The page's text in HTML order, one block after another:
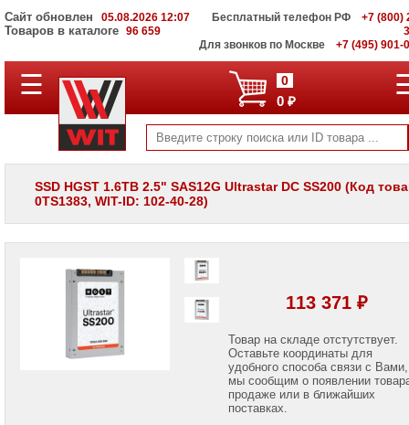
Сайт обновлен 05.08.2026 12:07
Товаров в каталоге 96 659
Бесплатный телефон РФ
+7 (800)
Для звонков по Москве
+7 (495) 901-
ПОЛНЫЙ
КАТАЛОГ
Корпоративные
серверы
WIT
хранения
Мониторы
☰ 0
0 ₽
SSD HGST 1.6TB 2.5" SAS12G Ultrastar DC SS200 (Код
0TS1383, WIT-ID: 102-40-28)
113 371 ₽
Товар на складе отстутствует.
Оставьте координаты для
удобного способа связи с Вами,
мы сообщим о появлении
продаже или в ближайших
поставках.